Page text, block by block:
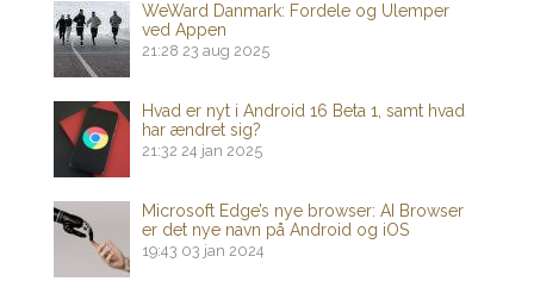
WeWard Danmark: Fordele og Ulemper
ved Appen
21:28 23 aug 2025
Hvad er nyt i Android 16 Beta 1, samt hvad
har ændret sig?
21:32 24 jan 2025
Microsoft Edge’s nye browser: AI Browser
er det nye navn på Android og iOS
19:43 03 jan 2024